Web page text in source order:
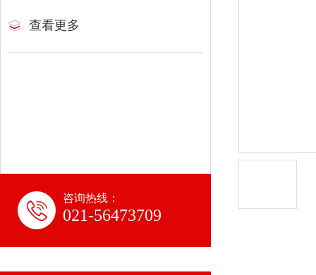
查看更多
咨询热线：
021-56473709